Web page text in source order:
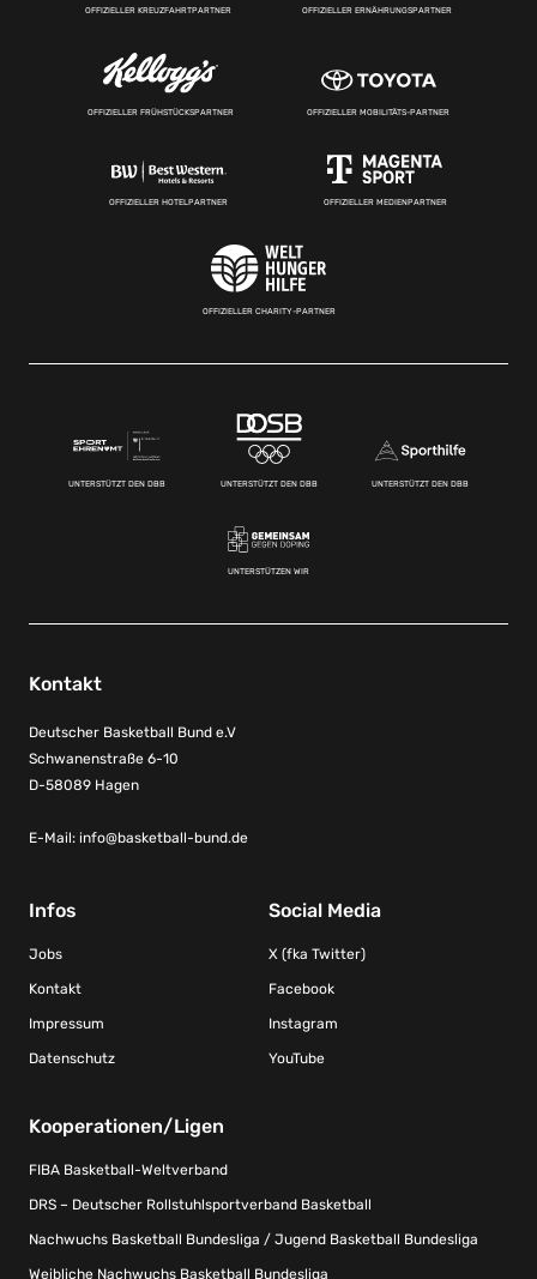
OFFIZIELLER KREUZFAHRTPARTNER OFFIZIELLER ERNÄHRUNGSPARTNER
OFFIZIELLER FRÜHSTÜCKSPARTNER OFFIZIELLER MOBILITÄTS-PARTNER
OFFIZIELLER HOTELPARTNER OFFIZIELLER MEDIENPARTNER
OFFIZIELLER CHARITY-PARTNER
UNTERSTÜTZT DEN DBB UNTERSTÜTZT DEN DBB UNTERSTÜTZT DEN DBB
UNTERSTÜTZEN WIR
Kontakt
Deutscher Basketball Bund e.V
Schwanenstraße 6-10
D-58089 Hagen
E-Mail: info@basketball-bund.de
Infos
Jobs
Kontakt
Impressum
Datenschutz
Social Media
X (fka Twitter)
Facebook
Instagram
YouTube
Kooperationen/Ligen
FIBA Basketball-Weltverband
DRS – Deutscher Rollstuhlsportverband Basketball
Nachwuchs Basketball Bundesliga / Jugend Basketball Bundesliga
Weibliche Nachwuchs Basketball Bundesliga